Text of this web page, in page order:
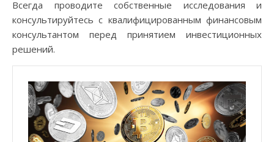
Всегда проводите собственные исследования и
консультируйтесь с квалифицированным финансовым
консультантом перед принятием инвестиционных
решений.